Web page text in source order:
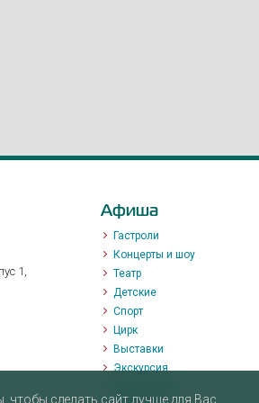
1,
Афиша
Гастроли
Концерты и шоу
Театр
Детские
Спорт
Цирк
Выставки
Экскурсия
сделать сайт лучше для Вас.